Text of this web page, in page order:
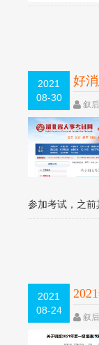
2021
08-30
好
叙
参加考试，之前
2021
08-24
叙